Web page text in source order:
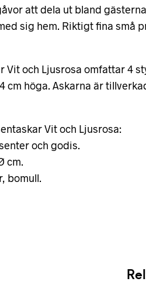
att dela ut bland
sig hem. Riktigt fina små
Vit och Ljusrosa omfattar 4
cm höga. Askarna är
Vit och Ljusrosa:
och godis.
cm.
bomull.